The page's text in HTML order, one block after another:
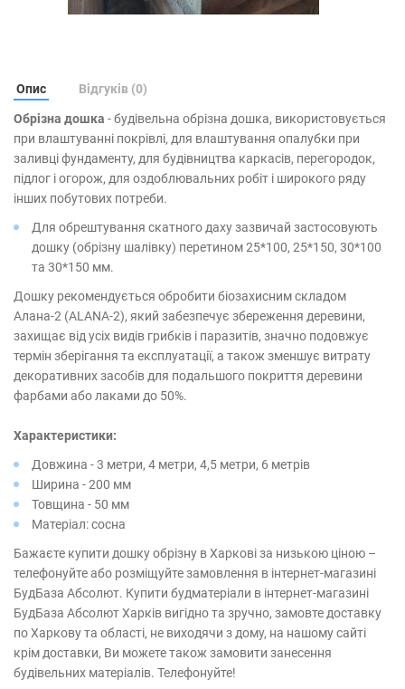
Опис Відгуків (0)
Обрізна дошка - будівельна обрізна дошка, використовується
при влаштуванні покрівлі, для влаштування опалубки при
заливці фундаменту, для будівництва каркасів, перегородок,
підлог і огорож, для оздоблювальних робіт і широкого ряду
інших побутових потреби.
Для обрештування скатного даху зазвичай застосовують
дошку (обрізну шалівку) перетином 25*100, 25*150, 30*100
та 30*150 мм.
Дошку рекомендується обробити біозахисним складом
Алана-2 (ALANA-2), який забезпечує збереження деревини,
захищає від усіх видів грибків і паразитів, значно подовжує
термін зберігання та експлуатації, а також зменшує витрату
декоративних засобів для подальшого покриття деревини
фарбами або лаками до 50%.
Характеристики:
Довжина - 3 метри, 4 метри, 4,5 метри, 6 метрів
Ширина - 200 мм
Товщина - 50 мм
Матеріал: сосна
Бажаєте купити дошку обрізну в Харкові за низькою ціною –
телефонуйте або розміщуйте замовлення в інтернет-магазині
БудБаза Абсолют. Купити будматеріали в інтернет-магазині
БудБаза Абсолют Харків вигідно та зручно, замовте доставку
по Харкову та області, не виходячи з дому, на нашому сайті
крім доставки, Ви можете також замовити занесення
будівельних матеріалів. Телефонуйте!